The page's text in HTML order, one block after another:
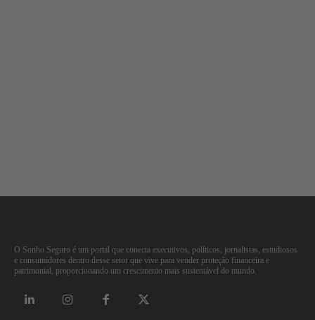
O Sonho Seguro é um portal que conecta executivos, políticos, jornalistas, estudiosos
e consumidores dentro desse setor que vive para vender proteção financeira e
patrimonial, proporcionando um crescimento mais sustentável do mundo.